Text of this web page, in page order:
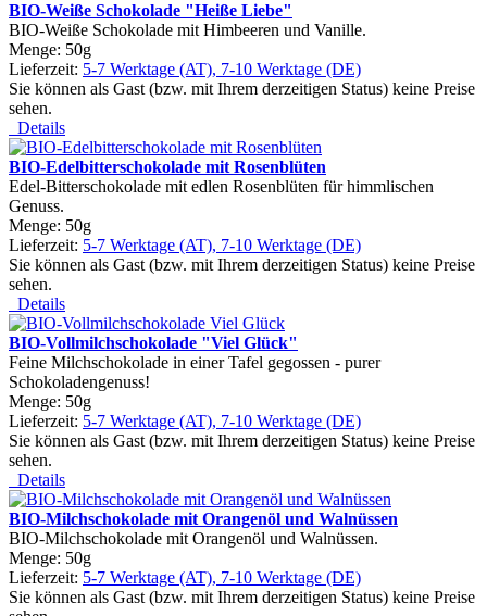
BIO-Weiße Schokolade "Heiße Liebe"
BIO-Weiße Schokolade mit Himbeeren und Vanille.
Menge: 50g
Lieferzeit: 5-7 Werktage (AT), 7-10 Werktage (DE)
Sie können als Gast (bzw. mit Ihrem derzeitigen Status) keine Preise
sehen.
Details
BIO-Edelbitterschokolade mit Rosenblüten
Edel-Bitterschokolade mit edlen Rosenblüten für himmlischen
Genuss.
Menge: 50g
Lieferzeit: 5-7 Werktage (AT), 7-10 Werktage (DE)
Sie können als Gast (bzw. mit Ihrem derzeitigen Status) keine Preise
sehen.
Details
BIO-Vollmilchschokolade "Viel Glück"
Feine Milchschokolade in einer Tafel gegossen - purer
Schokoladengenuss!
Menge: 50g
Lieferzeit: 5-7 Werktage (AT), 7-10 Werktage (DE)
Sie können als Gast (bzw. mit Ihrem derzeitigen Status) keine Preise
sehen.
Details
BIO-Milchschokolade mit Orangenöl und Walnüssen
BIO-Milchschokolade mit Orangenöl und Walnüssen.
Menge: 50g
Lieferzeit: 5-7 Werktage (AT), 7-10 Werktage (DE)
Sie können als Gast (bzw. mit Ihrem derzeitigen Status) keine Preise